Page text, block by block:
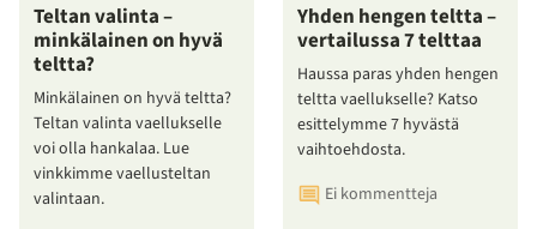
Teltan valinta –
minkälainen on hyvä
teltta?
Minkälainen on hyvä teltta?
Teltan valinta vaellukselle
voi olla hankalaa. Lue
vinkkimme vaellusteltan
valintaan.
Yhden hengen teltta –
vertailussa 7 telttaa
Haussa paras yhden hengen
teltta vaellukselle? Katso
esittelymme 7 hyvästä
vaihtoehdosta.
Ei kommentteja